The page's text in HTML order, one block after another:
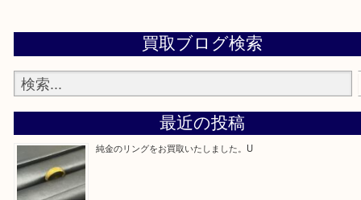
事前相談はお電話で解決！！